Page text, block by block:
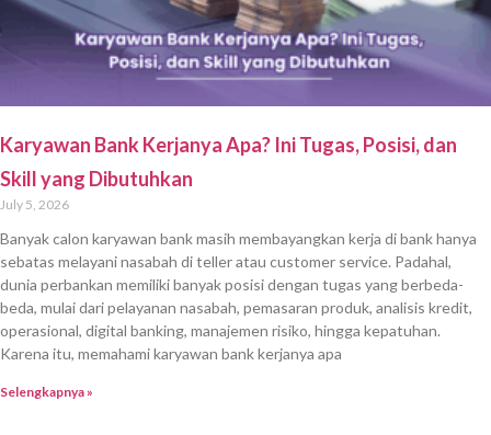
Karyawan Bank Kerjanya Apa? Ini Tugas, Posisi, dan
Skill yang Dibutuhkan
July 5, 2026
Banyak calon karyawan bank masih membayangkan kerja di bank hanya
sebatas melayani nasabah di teller atau customer service. Padahal,
dunia perbankan memiliki banyak posisi dengan tugas yang berbeda-
beda, mulai dari pelayanan nasabah, pemasaran produk, analisis kredit,
operasional, digital banking, manajemen risiko, hingga kepatuhan.
Karena itu, memahami karyawan bank kerjanya apa
Selengkapnya »